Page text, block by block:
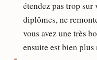
étendez pas trop
diplômes, ne
vous avez une très
ensuite est bien